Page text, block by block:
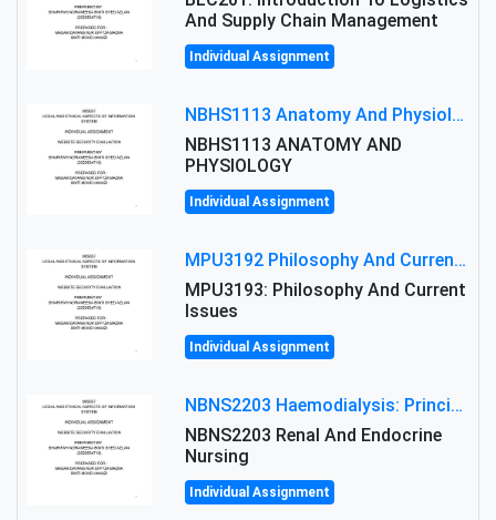
And Supply Chain Management
Individual Assignment
NBHS1113 Anatomy And Physiology Assigment: Anatomy And Physiology Of Cells And Tissues
NBHS1113 ANATOMY AND
PHYSIOLOGY
Individual Assignment
MPU3192 Philosophy And Current Issues Level: Short Semester Assignmment: Philosophy And Critical Thinking
MPU3193: Philosophy And Current
Issues
Individual Assignment
NBNS2203 Haemodialysis: Principles, Complications & Management Strategies
NBNS2203 Renal And Endocrine
Nursing
Individual Assignment